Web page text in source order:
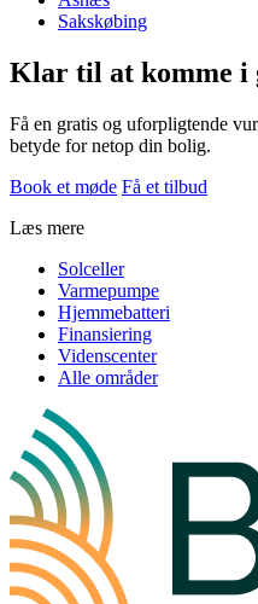
Sakskøbing
Klar til at komme i
Få en gratis og uforpligtende
betyde for netop din bolig.
Book et møde Få et tilbud
Læs mere
Solceller
Varmepumpe
Hjemmebatteri
Finansiering
Videnscenter
Alle områder